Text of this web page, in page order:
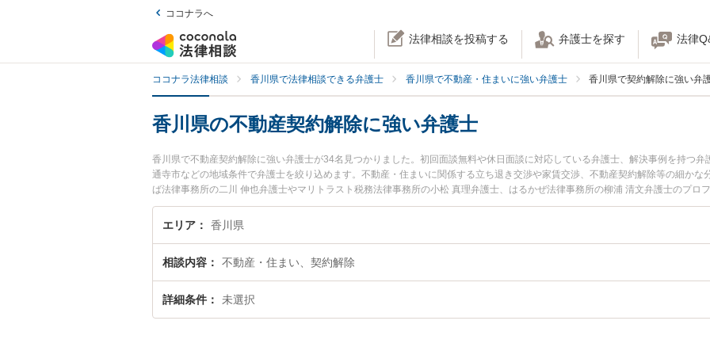
ココナラへ
法律相談を投稿する 弁護士を探す 法律
ココナラ法律相談 香川県で法律相談できる弁護士 香川県で不動産・住まいに強い弁護士 香川県で契約解除に強い弁
香川県の不動産契約解除に強い弁護士
香川県で不動産契約解除に強い弁護士が34名見つかりました。初回面談無料や休日面談に対応している弁護士、解決事例を持つ
通寺市などの地域条件で弁護士を絞り込めます。不動産・住まいに関係する立ち退き交渉や家賃交渉、不動産契約解除等の細か
ば法律事務所の二川 伸也弁護士やマリトラスト税務法律事務所の小松 真理弁護士、はるかぜ法律事務所の柳浦 清文弁護士のプロ
ています。『香川県で土日や夜間に発生した不動産契約解除のトラブルを今すぐに弁護士に相談したい』『不動産契約解除のト
い』『初回相談無料で不動産契約解除を法律相談できる香川県内の弁護士に相談予約したい』などでお困りの相談者さんにおすす
エリア 香川県
相談内容 不動産・住まい、契約解除
詳細条件 未選択